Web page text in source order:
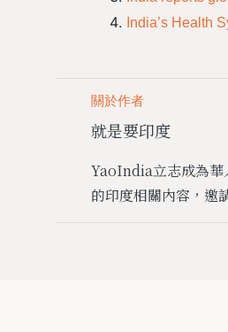
India’s Health
關於作者
就是要印度
YaoIndia立志成為華
的印度相關內容，邀